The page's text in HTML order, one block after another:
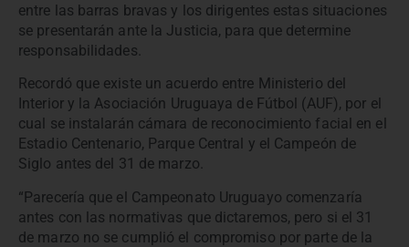
entre las barras bravas y los dirigentes estas situaciones
se presentarán ante la Justicia, para que determine
responsabilidades.
Recordó que existe un acuerdo entre Ministerio del
Interior y la Asociación Uruguaya de Fútbol (AUF), por el
cual se instalarán cámara de reconocimiento facial en el
Estadio Centenario, Parque Central y el Campeón de
Siglo antes del 31 de marzo.
“Parecería que el Campeonato Uruguayo comenzaría
antes con las normativas que dictaremos, pero si el 31
de marzo no se cumplió el compromiso por parte de la